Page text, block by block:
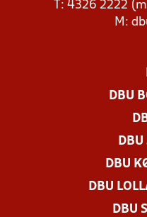
T: 4326 2222
M:
DBU
DBU
DBU
DBU